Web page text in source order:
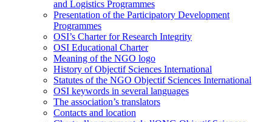
and Logistics Programmes
Presentation of the Participatory Development
Programmes
OSI’s Charter for Research Integrity
OSI Educational Charter
Meaning of the NGO logo
History of Objectif Sciences International
Statutes of the NGO Objectif Sciences International
OSI keywords in several languages
The association’s translators
Contacts and location